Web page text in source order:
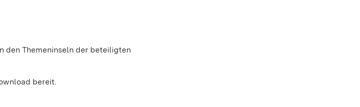
den Themeninseln der beteiligten
bereit.